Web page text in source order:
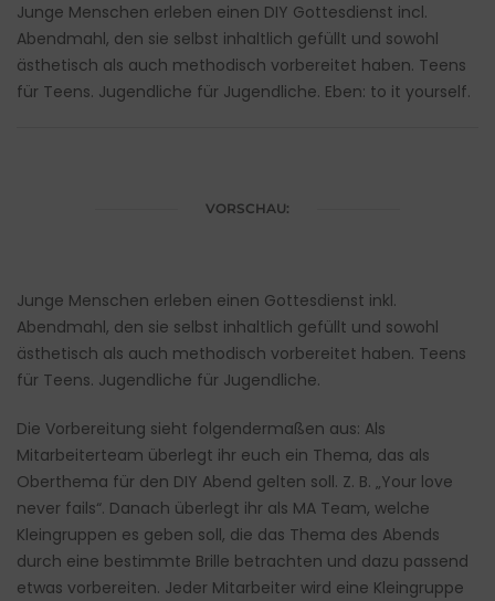
Junge Menschen erleben einen DIY Gottesdienst incl.
Abendmahl, den sie selbst inhaltlich gefüllt und sowohl
ästhetisch als auch methodisch vorbereitet haben. Teens
für Teens. Jugendliche für Jugendliche. Eben: to it yourself.
VORSCHAU:
Junge Menschen erleben einen Gottesdienst inkl.
Abendmahl, den sie selbst inhaltlich gefüllt und sowohl
ästhetisch als auch methodisch vorbereitet haben. Teens
für Teens. Jugendliche für Jugendliche.
Die Vorbereitung sieht folgendermaßen aus: Als
Mitarbeiterteam überlegt ihr euch ein Thema, das als
Oberthema für den DIY Abend gelten soll. Z. B. „Your love
never fails“. Danach überlegt ihr als MA Team, welche
Kleingruppen es geben soll, die das Thema des Abends
durch eine bestimmte Brille betrachten und dazu passend
etwas vorbereiten. Jeder Mitarbeiter wird eine Kleingruppe